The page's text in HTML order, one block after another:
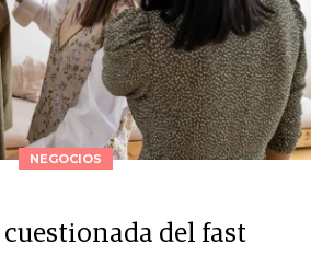
NEGOCIOS
cuestionada del fast